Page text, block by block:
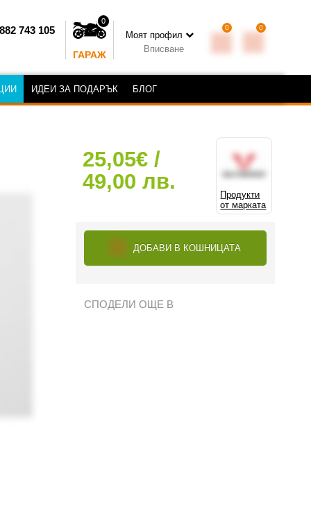
743 105
0
ГАРАЖ
Моят профил
Вписване
0 0
ИДЕИ ЗА ПОДАРЪК БЛОГ
Продукти
от марката
25,05€ /
49,00 лв.
ДОБАВИ В КОШНИЦАТА
СПОДЕЛИ ОЩЕ В